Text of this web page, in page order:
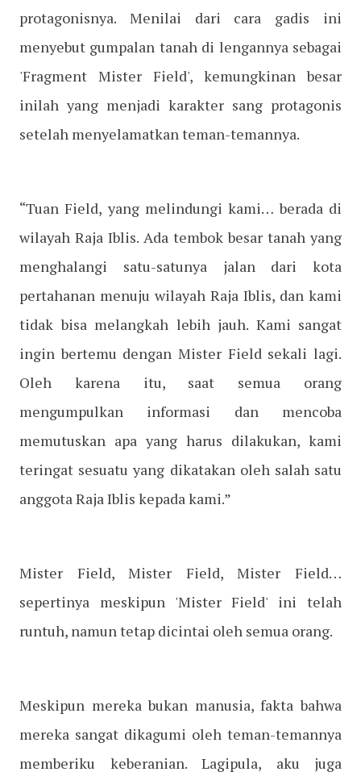
protagonisnya. Menilai dari cara gadis ini
menyebut gumpalan tanah di lengannya sebagai
'Fragment Mister Field', kemungkinan besar
inilah yang menjadi karakter sang protagonis
setelah menyelamatkan teman-temannya.
“Tuan Field, yang melindungi kami… berada di
wilayah Raja Iblis. Ada tembok besar tanah yang
menghalangi satu-satunya jalan dari kota
pertahanan menuju wilayah Raja Iblis, dan kami
tidak bisa melangkah lebih jauh. Kami sangat
ingin bertemu dengan Mister Field sekali lagi.
Oleh karena itu, saat semua orang
mengumpulkan informasi dan mencoba
memutuskan apa yang harus dilakukan, kami
teringat sesuatu yang dikatakan oleh salah satu
anggota Raja Iblis kepada kami.”
Mister Field, Mister Field, Mister Field…
sepertinya meskipun 'Mister Field' ini telah
runtuh, namun tetap dicintai oleh semua orang.
Meskipun mereka bukan manusia, fakta bahwa
mereka sangat dikagumi oleh teman-temannya
memberiku keberanian. Lagipula, aku juga